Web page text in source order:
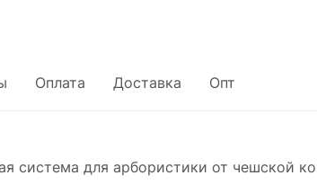
Оплата Доставка Опт
система для арбористики от чешской